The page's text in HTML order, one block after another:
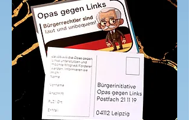
Landesverbände
- um deutlich zu
machen - es gibt
nicht nur